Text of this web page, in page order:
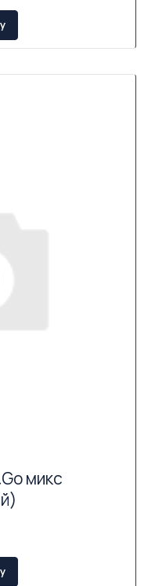
микс